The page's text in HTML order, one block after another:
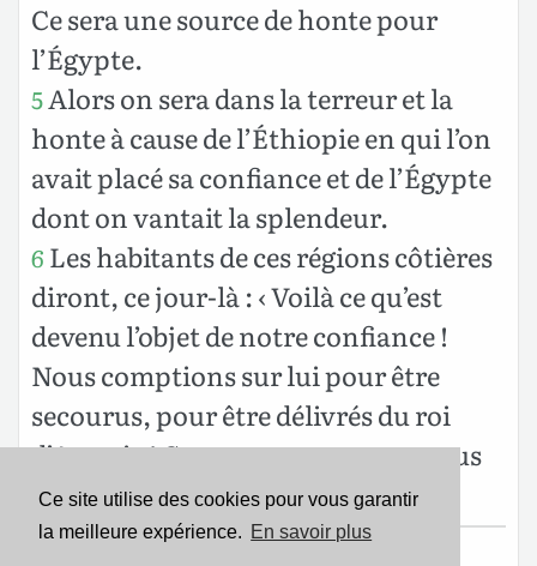
Ce site utilise des cookies pour vous garantir
la meilleure expérience. En savoir plus
Ce sera une source de honte pour
l’Égypte.
5Alors on sera dans la terreur et la
honte à cause de l’Éthiopie en qui l’on
avait placé sa confiance et de l’Égypte
dont on vantait la splendeur.
6 Les habitants de ces régions côtières
diront, ce jour-là : ‹ Voilà ce qu’est
devenu l’objet de notre confiance !
Nous comptions sur lui pour être
secourus, pour être délivrés du roi
d’Assyrie ! Comment pourrons-nous
lui échapper maintenant ? › »